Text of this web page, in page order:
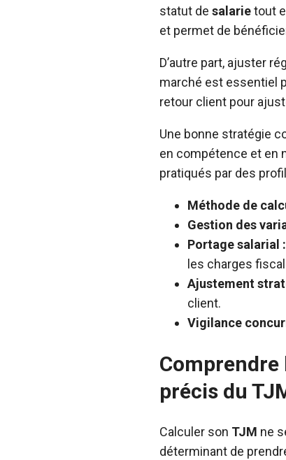
statut de salarietout
et permet de
D’autre part, ajuster
marché est essentiel
retour client pour
Une bonne stratégie
en compétence et en
pratiqués par des
Méthode de
Gestion des
Portage salarial :
les charges
Ajustement
client.
Vigilance
précis du
Calculer son TJM ne
déterminant de